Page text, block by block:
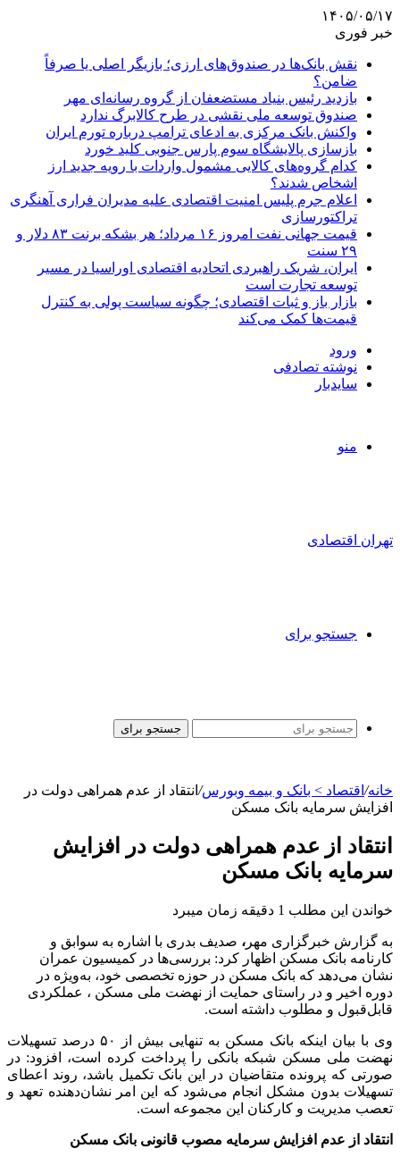
۱۴۰۵/۰۵/۱۷
خبر فوری
نقش بانک‌ها در صندوق‌های ارزی؛ بازیگر اصلی یا صرفاً
ضامن؟
بازدید رئیس بنیاد مستضعفان از گروه رسانه‌ای مهر
صندوق توسعه ملی نقشی در طرح کالابرگ ندارد
واکنش بانک مرکزی به ادعای ترامپ درباره تورم ایران
بازسازی پالایشگاه سوم پارس جنوبی کلید خورد
کدام گروه‌های کالایی مشمول واردات با رویه جدید ارز
اشخاص شدند؟
اعلام جرم پلیس امنیت اقتصادی علیه مدیران فراری آهنگری
تراکتورسازی
قیمت جهانی نفت امروز ۱۶ مرداد؛ هر بشکه برنت ۸۳ دلار و
۲۹ سنت
ایران، شریک راهبردی اتحادیه اقتصادی اوراسیا در مسیر
توسعه تجارت است
بازار باز و ثبات اقتصادی؛ چگونه سیاست پولی به کنترل
قیمت‌ها کمک می‌کند
ورود
نوشته تصادفی
سایدبار
منو
تهران اقتصادی
جستجو برای
جستجو برای
خانه/ اقتصاد > بانک و بیمه وبورس/ انتقاد از عدم همراهی دولت در
افزایش سرمایه بانک مسکن
انتقاد از عدم همراهی دولت در افزایش
سرمایه بانک مسکن
خواندن این مطلب 1 دقیقه زمان میبرد
به گزارش خبرگزاری مهر ، صدیف بدری با اشاره به سوابق و
کارنامه بانک مسکن اظهار کرد: بررسی‌ها در کمیسیون عمران
نشان می‌دهد که بانک مسکن در حوزه تخصصی خود، به‌ویژه در
دوره اخیر و در راستای حمایت از نهضت ملی مسکن ، عملکردی
قابل‌قبول و مطلوب داشته است.
وی با بیان اینکه بانک مسکن به تنهایی بیش از ۵۰ درصد تسهیلات
نهضت ملی مسکن شبکه بانکی را پرداخت کرده است، افزود: در
صورتی که پرونده متقاضیان در این بانک تکمیل باشد، روند اعطای
تسهیلات بدون مشکل انجام می‌شود که این امر نشان‌دهنده تعهد و
تعصب مدیریت و کارکنان این مجموعه است.
انتقاد از عدم افزایش سرمایه مصوب قانونی بانک مسکن